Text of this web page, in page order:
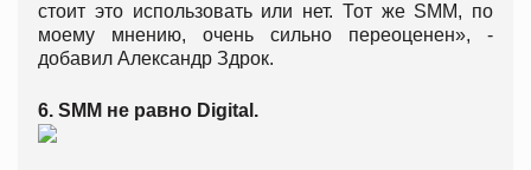
стоит это использовать или нет. Тот же SMM, по
моему мнению, очень сильно переоценен», -
добавил Александр Здрок.
6. SMM не равно Digital.